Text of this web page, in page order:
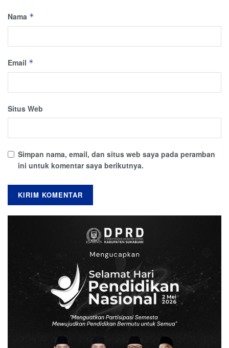
Nama *
Email *
Situs Web
Simpan nama, email, dan situs web saya pada peramban
ini untuk komentar saya berikutnya.